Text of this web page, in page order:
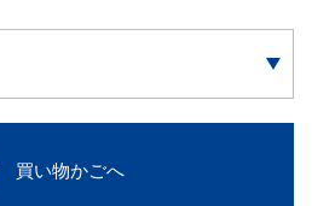
買い物かごへ